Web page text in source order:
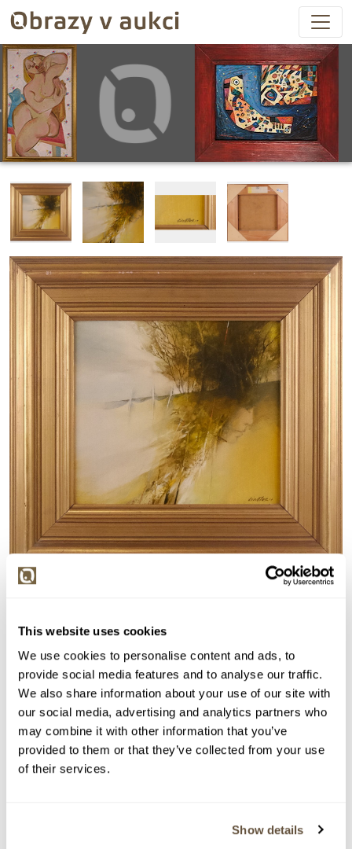
This website uses cookies
We use cookies to personalise content and ads, to
provide social media features and to analyse our traffic.
We also share information about your use of our site with
our social media, advertising and analytics partners who
may combine it with other information that you’ve
provided to them or that they’ve collected from your use
of their services.
Show details
Detail položky
Šindler. Rámováno.
> Zobrazit detail položky a informace o autorovi
> zpět na aukční výsledky
VYDRAŽENO DOPORUČUJEME